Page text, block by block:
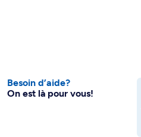
Besoin d’aide?
On est là pour vous!